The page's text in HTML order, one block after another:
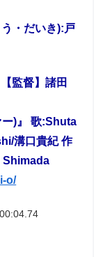
・だいき):戸
監督】諸田
ー)』 歌:Shuta
溝口貴紀 作
Shimada
o/